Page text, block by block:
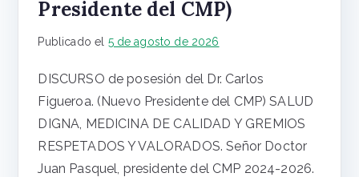
Presidente del CMP)
Publicado el 5 de agosto de 2026
DISCURSO de posesión del Dr. Carlos
Figueroa. (Nuevo Presidente del CMP) SALUD
DIGNA, MEDICINA DE CALIDAD Y GREMIOS
RESPETADOS Y VALORADOS. Señor Doctor
Juan Pasquel, presidente del CMP 2024-2026.